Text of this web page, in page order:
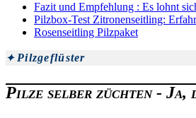
Fazit und Empfehlung : Es lohnt
Pilzbox-Test Zitronenseitling:
Rosenseitling Pilzpaket
Pilzgeflüster
Pilze selber züchten - Ja,